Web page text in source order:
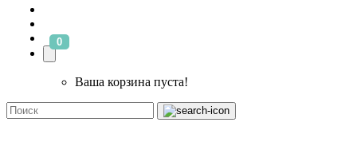
0
Ваша корзина пуста!